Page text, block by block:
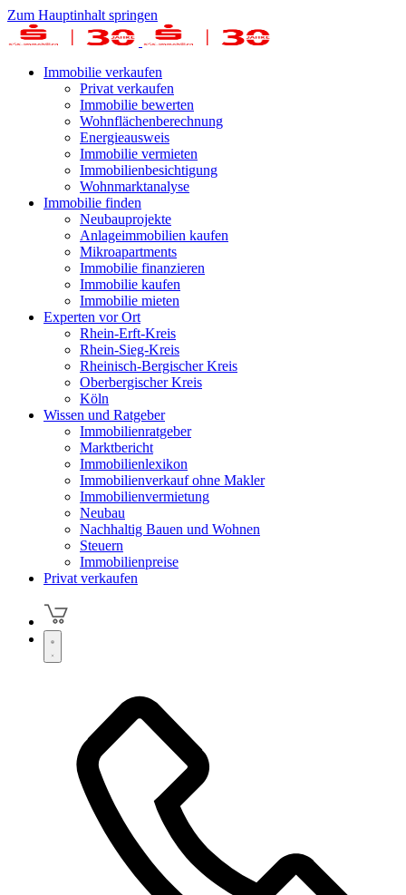
Zum Hauptinhalt springen
Immobilie verkaufen
Privat verkaufen
Immobilie bewerten
Wohnflächenberechnung
Energieausweis
Immobilie vermieten
Immobilienbesichtigung
Wohnmarktanalyse
Immobilie finden
Neubauprojekte
Anlageimmobilien kaufen
Mikroapartments
Immobilie finanzieren
Immobilie kaufen
Immobilie mieten
Experten vor Ort
Rhein-Erft-Kreis
Rhein-Sieg-Kreis
Rheinisch-Bergischer Kreis
Oberbergischer Kreis
Köln
Wissen und Ratgeber
Immobilienratgeber
Marktbericht
Immobilienlexikon
Immobilienverkauf ohne Makler
Immobilienvermietung
Neubau
Nachhaltig Bauen und Wohnen
Steuern
Immobilienpreise
Privat verkaufen